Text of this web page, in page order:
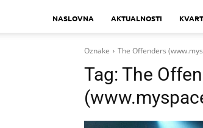
NASLOVNA AKTUALNOSTI
Oznake The Offenders
Tag: The